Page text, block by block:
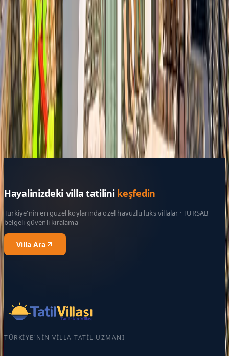
Resmi Belge
Kültür ve Turizm Bakanlığı
Belge No:07-8913
Giriş - Çıkış Tarihi Tarih aralığı seçin
Yetişkin Sayısı
Çocuk Sayısı
Rezerve Et
Hayalinizdeki villa tatilini keşfedin
Türkiye'nin en güzel koylarında özel havuzlu lüks villalar · TÜRSAB
belgeli güvenli kiralama
Villa Ara
TÜRKIYE'NIN VILLA TATIL UZMANI